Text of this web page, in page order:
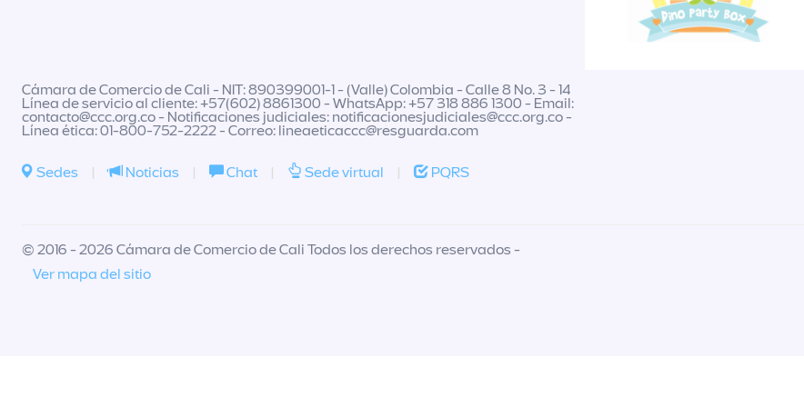
Cámara de Comercio de Cali - NIT: 890399001-1 - (Valle) Colombia - Calle 8 No. 3 - 14
Línea de servicio al cliente: +57(602) 8861300 - WhatsApp: +57 318 886 1300 - Email:
contacto@ccc.org.co- Notificaciones judiciales: notificacionesjudiciales@ccc.org.co-
Línea ética: 01-800-752-2222 - Correo: lineaeticaccc@resguarda.com
Sedes | Noticias | Chat | Sede virtual | PQRS
© 2016 - 2026 Cámara de Comercio de Cali Todos los derechos reservados -
Ver mapa del sitio